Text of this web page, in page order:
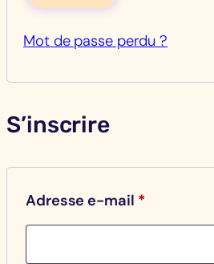
Mot de passe perdu ?
S’inscrire
Adresse e-mail *Obligatoire